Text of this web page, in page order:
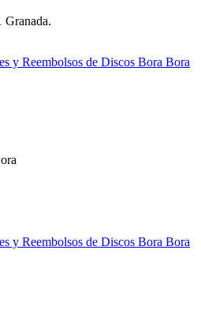
Granada.
y Reembolsos de Discos Bora Bora
y Reembolsos de Discos Bora Bora